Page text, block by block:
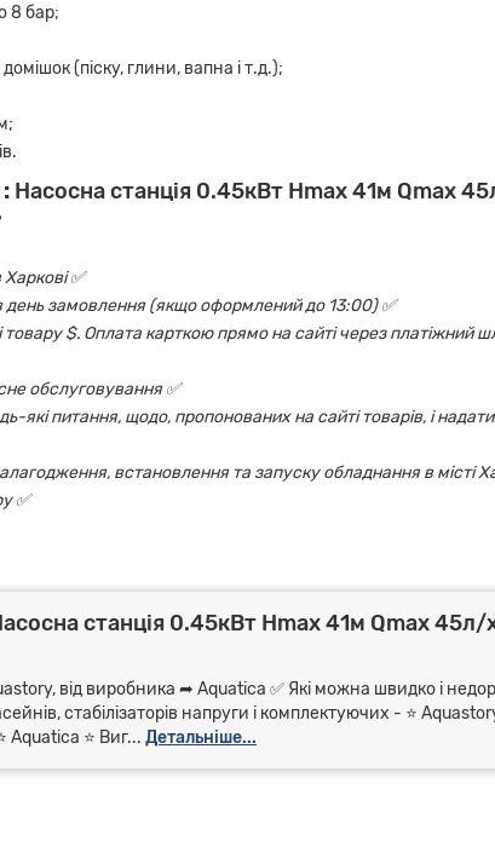
8 бар;
(піску, глини, вапна і т.д.);
Насосна станція 0.45кВт Hmax 41м Qmax
✅
день замовлення (якщо оформлений до 13:00) ✅
товару $. Оплата карткою прямо на сайті через платіжний
обслуговування ✅
які питання, щодо, пропонованих на сайті товарів, і
встановлення та запуску обладнання в місті
✅
станція 0.45кВт Hmax 41м Qmax
від виробника ➦ Aquatica ✅ Які можна швидко і
стабілізаторів напруги і комплектуючих - ⭐
⭐ Виг... Детальніше...